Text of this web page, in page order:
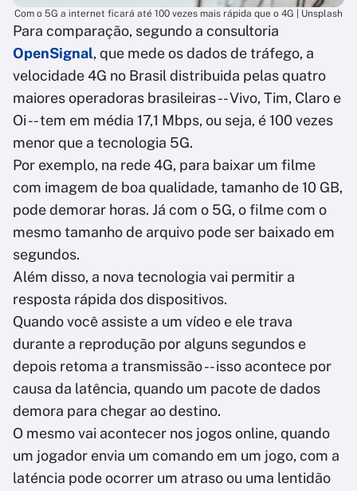
Com o 5G a internet ficará até 100 vezes mais rápida que o 4G | Unsplash
Para comparação, segundo a consultoria
OpenSignal, que mede os dados de tráfego, a
velocidade 4G no Brasil distribuida pelas quatro
maiores operadoras brasileiras -- Vivo, Tim, Claro e
Oi -- tem em média 17,1 Mbps, ou seja, é 100 vezes
menor que a tecnologia 5G.
Por exemplo, na rede 4G, para baixar um filme
com imagem de boa qualidade, tamanho de 10 GB,
pode demorar horas. Já com o 5G, o filme com o
mesmo tamanho de arquivo pode ser baixado em
segundos.
Além disso, a nova tecnologia vai permitir a
resposta rápida dos dispositivos.
Quando você assiste a um vídeo e ele trava
durante a reprodução por alguns segundos e
depois retoma a transmissão -- isso acontece por
causa da latência, quando um pacote de dados
demora para chegar ao destino.
O mesmo vai acontecer nos jogos online, quando
um jogador envia um comando em um jogo, com a
laténcia pode ocorrer um atraso ou uma lentidão